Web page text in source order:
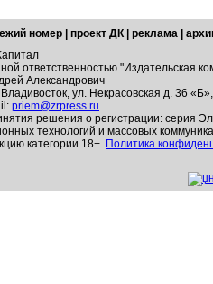
номер проект ДК реклама
ответственностью "Издательская
Александрович
ул. Некрасовская д. 36
priem@zrpress.ru
решения о регистрации: серия
технологий и массовых
категории 18+. Политика